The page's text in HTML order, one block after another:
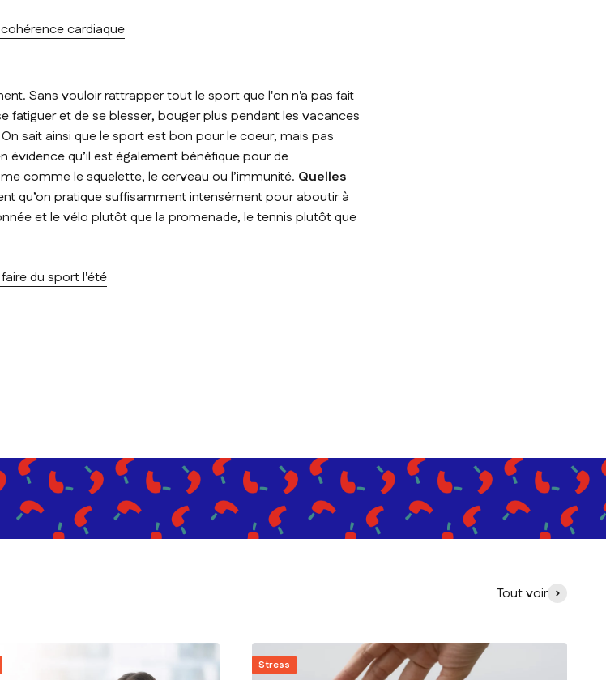
cardiaque
Sans vouloir rattrapper tout le sport que l'on n'a pas fait
fatiguer et de se blesser, bouger plus pendant les vacances
On sait ainsi que le sport est bon pour le coeur, mais pas
évidence qu’il est également bénéfique pour de
comme le squelette, le cerveau ou l’immunité. Quelles
qu’on pratique suffisamment intensément pour aboutir à
et le vélo plutôt que la promenade, le tennis plutôt que
du sport l'été
Tout voir
Stress